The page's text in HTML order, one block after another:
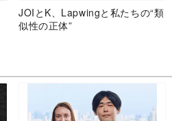
JOIとK、Lapwingと私たちの“類
似性の正体”